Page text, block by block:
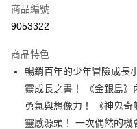
ATM付款
運送方式
付款後全家取貨
每筆NT$60，滿NT$499(含
付款後7-11取貨
商品編號
9053322
商品特色
暢銷百年的少年冒險成長
靈成長之書！ 《金銀島
勇氣與想像力！ 《神鬼
靈感源頭！ 一次偶然的